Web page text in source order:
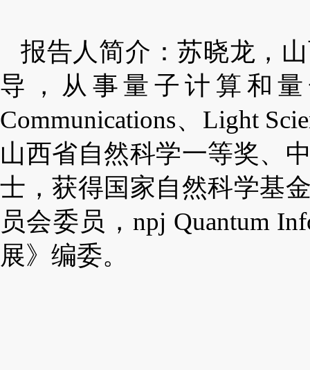
报告人简介：苏晓龙，
导，从事量子计算和
Communications、 Light
山西省自然科学一等奖、
士，获得国家自然科学基
员会委员，npj Quantum
展》编委。